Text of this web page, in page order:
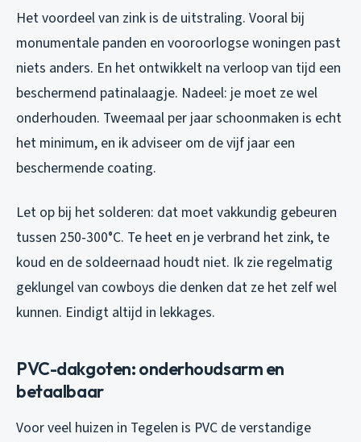
Het voordeel van zink is de uitstraling. Vooral bij
monumentale panden en vooroorlogse woningen past
niets anders. En het ontwikkelt na verloop van tijd een
beschermend patinalaagje. Nadeel: je moet ze wel
onderhouden. Tweemaal per jaar schoonmaken is echt
het minimum, en ik adviseer om de vijf jaar een
beschermende coating.
Let op bij het solderen: dat moet vakkundig gebeuren
tussen 250-300°C. Te heet en je verbrand het zink, te
koud en de soldeernaad houdt niet. Ik zie regelmatig
geklungel van cowboys die denken dat ze het zelf wel
kunnen. Eindigt altijd in lekkages.
PVC-dakgoten: onderhoudsarm en
betaalbaar
Voor veel huizen in Tegelen is PVC de verstandige